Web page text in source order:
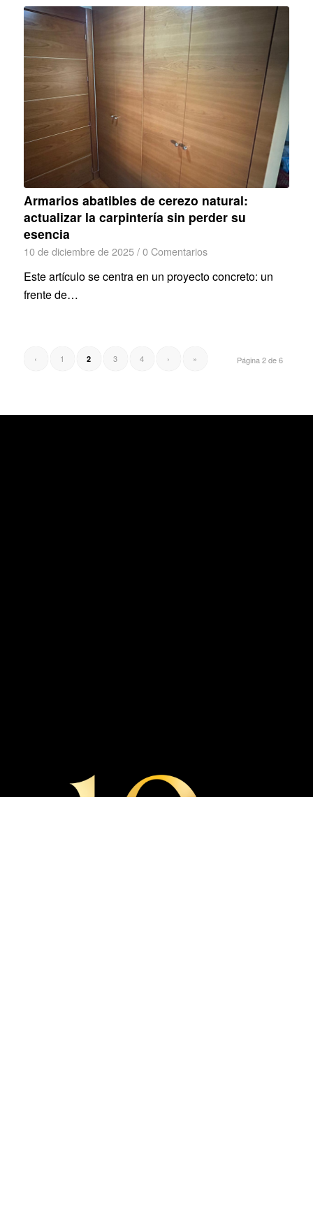
Armarios abatibles de cerezo natural:
actualizar la carpintería sin perder su
esencia
10 de diciembre de 2025 / 0 Comentarios
Este artículo se centra en un proyecto concreto: un
frente de…
Página 2 de 6
‹ 1 2 3 4 › »